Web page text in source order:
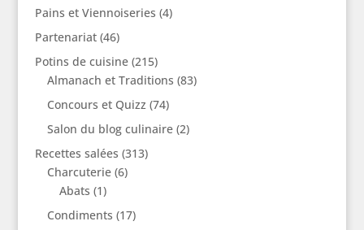
Pains et Viennoiseries (4)
Partenariat(46)
Potins de cuisine(215)
Almanach et Traditions (83)
Concours et Quizz (74)
Salon du blog culinaire(2)
Recettes salées (313)
Charcuterie(6)
Abats (1)
Condiments (17)